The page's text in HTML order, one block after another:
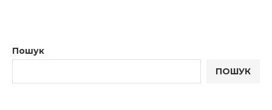
Пошук
ПОШУК